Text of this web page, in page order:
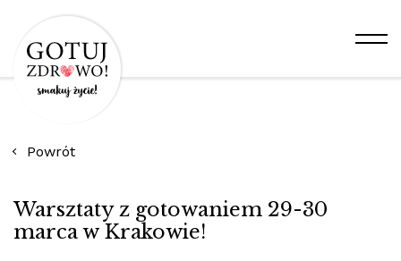
Powrót
Warsztaty z gotowaniem 29-30
marca w Krakowie!